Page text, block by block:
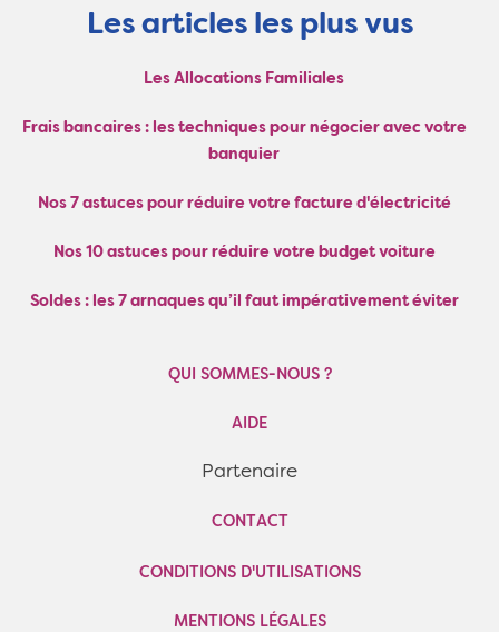
Les articles les plus vus
Les Allocations Familiales
Frais bancaires : les techniques pour négocier avec votre
banquier
Nos 7 astuces pour réduire votre facture d'électricité
Nos 10 astuces pour réduire votre budget voiture
Soldes : les 7 arnaques qu’il faut impérativement éviter
QUI SOMMES-NOUS ?
AIDE
Partenaire
CONTACT
CONDITIONS D'UTILISATIONS
MENTIONS LÉGALES